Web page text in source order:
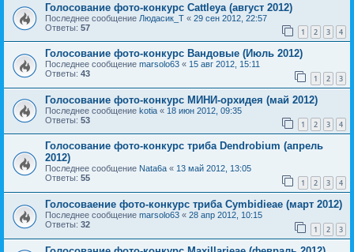
Голосование фото-конкурс Cattleya (август 2012)
Последнее сообщение Людасик_Т « 29 сен 2012, 22:57
Ответы: 57 1 2 3 4
Голосование фото-конкурс Вандовые (Июль 2012)
Последнее сообщение marsolo63 « 15 авг 2012, 15:11
Ответы: 43 1 2 3
Голосование фото-конкурс МИНИ-орхидея (май 2012)
Последнее сообщение kotia « 18 июн 2012, 09:35
Ответы: 53 1 2 3 4
Голосование фото-конкурс триба Dendrobium (апрель
2012)
Последнее сообщение Nata6a « 13 май 2012, 13:05
Ответы: 55 1 2 3 4
Голосоваение фото-конкурс триба Cymbidieae (март 2012)
Последнее сообщение marsolo63 « 28 апр 2012, 10:15
Ответы: 32 1 2 3